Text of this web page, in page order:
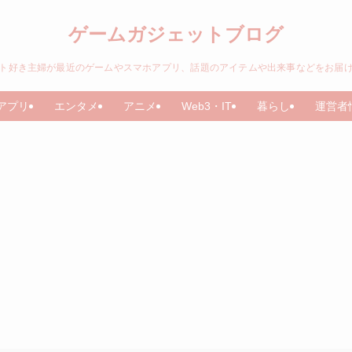
ゲームガジェットブログ
好き主婦が最近のゲームやスマホアプリ、話題のアイテムや出来事などをお届け
プリ エンタメ アニメ Web3・IT 暮らし 運営者